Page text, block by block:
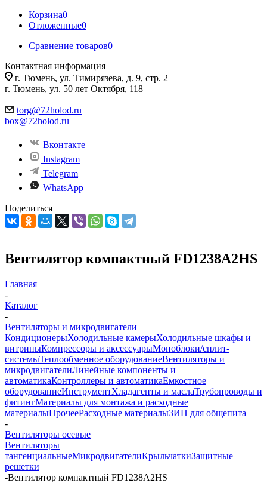
Корзина0
Отложенные0
Сравнение товаров0
Контактная информация
г. Тюмень, ул. Тимирязева, д. 9, стр. 2
г. Тюмень, ул. 50 лет Октября, 118
torg@72holod.ru
box@72holod.ru
Вконтакте
Instagram
Telegram
WhatsApp
Поделиться
Вентилятор компактный FD1238A2HS
Главная
-
Каталог
-
Вентиляторы и микродвигатели
КондиционерыХолодильные камерыХолодильные шкафы и
витриныКомпрессоры и аксессуарыМоноблоки/сплит-
системыТеплообменное оборудованиеВентиляторы и
микродвигателиЛинейные компоненты и
автоматикаКонтроллеры и автоматикаЕмкостное
оборудованиеИнструментХладагенты и маслаТрубопроводы и
фитингМатериалы для монтажа и расходные
материалыПрочееРасходные материалыЗИП для общепита
-
Вентиляторы осевые
Вентиляторы
тангенциальныеМикродвигателиКрыльчаткиЗащитные
решетки
-Вентилятор компактный FD1238A2HS